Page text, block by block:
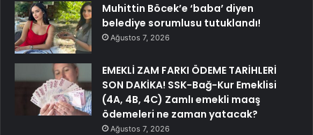
Muhittin Böcek’e ‘baba’ diyen
belediye sorumlusu tutuklandı!
Ağustos 7, 2026
EMEKLİ ZAM FARKI ÖDEME TARİHLERİ
SON DAKİKA! SSK-Bağ-Kur Emeklisi
(4A, 4B, 4C) Zamlı emekli maaş
ödemeleri ne zaman yatacak?
Ağustos 7, 2026